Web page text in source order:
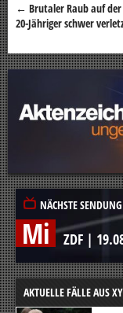
Beitragsnavigation
← Brutaler Raub auf
20-Jähriger schwer
NÄCHSTE SENDUNG
Mi ZDF |
AKTUELLE FÄLLE AUS XY